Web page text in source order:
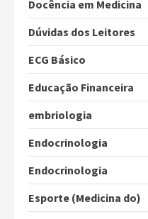
Docência em Medicina
Dúvidas dos Leitores
ECG Básico
Educação Financeira
embriologia
Endocrinologia
Endocrinologia
Esporte (Medicina do)